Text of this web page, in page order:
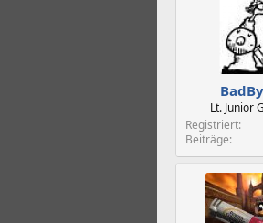
Lt. Junior
Registriert
Beiträge